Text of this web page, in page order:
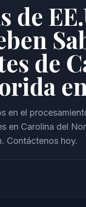
de
de
en el
en Carolina del
Contáctenos hoy.